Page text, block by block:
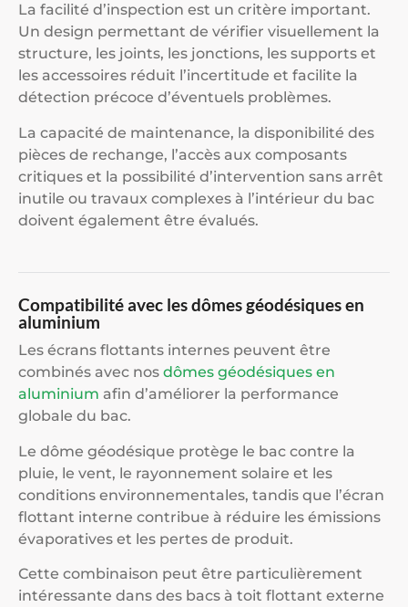
La facilité d’inspection est un critère important.
Un design permettant de vérifier visuellement la
structure, les joints, les jonctions, les supports et
les accessoires réduit l’incertitude et facilite la
détection précoce d’éventuels problèmes.
La capacité de maintenance, la disponibilité des
pièces de rechange, l’accès aux composants
critiques et la possibilité d’intervention sans arrêt
inutile ou travaux complexes à l’intérieur du bac
doivent également être évalués.
Compatibilité avec les dômes géodésiques en
aluminium
Les écrans flottants internes peuvent être
combinés avec nos dômes géodésiques en
aluminium afin d’améliorer la performance
globale du bac.
Le dôme géodésique protège le bac contre la
pluie, le vent, le rayonnement solaire et les
conditions environnementales, tandis que l’écran
flottant interne contribue à réduire les émissions
évaporatives et les pertes de produit.
Cette combinaison peut être particulièrement
intéressante dans des bacs à toit flottant externe